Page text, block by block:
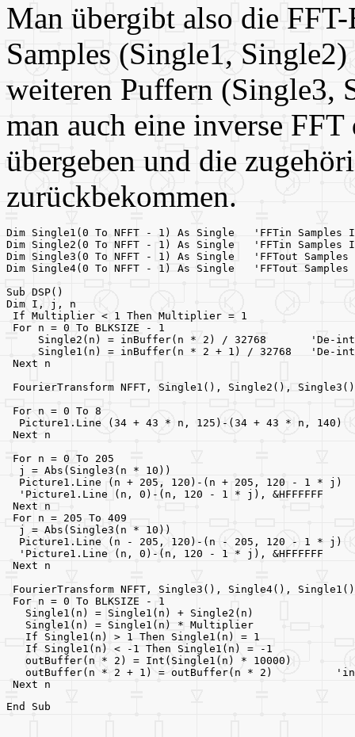
Man übergibt also die
Samples (Single1,
weiteren Puffern (Single3,
man auch eine inverse
übergeben und die
zurückbekommen.
Dim Single1(0 To NFFT - 1) As Single   'FFTin Samples
Dim Single2(0 To NFFT - 1) As Single   'FFTin Samples
Dim Single3(0 To NFFT - 1) As Single   'FFTout
Dim Single4(0 To NFFT - 1) As Single   'FFTout
Sub DSP()
Dim I, j, n
If Multiplier < 1 Then Multiplier = 1
For n = 0 To BLKSIZE - 1
Single2(n) = inBuffer(n * 2) / 32768       'De-
Single1(n) = inBuffer(n * 2 + 1) / 32768   'De-
Next n
FourierTransform NFFT, Single1(), Single2(),
For n = 0 To 8
  Picture1.Line (34 + 43 * n, 125)-(34 + 43 * n, 140)
Next n
For n = 0 To 205
  j = Abs(Single3(n * 10))
  Picture1.Line (n + 205, 120)-(n + 205, 120 - 1 * j)
  'Picture1.Line (n, 0)-(n, 120 - 1 * j), &HFFFFFF
Next n
For n = 205 To 409
  j = Abs(Single3(n * 10))
  Picture1.Line (n - 205, 120)-(n - 205, 120 - 1 * j)
  'Picture1.Line (n, 0)-(n, 120 - 1 * j), &HFFFFFF
Next n
FourierTransform NFFT, Single3(), Single4(),
For n = 0 To BLKSIZE - 1
   Single1(n) = Single1(n) + Single2(n)
   Single1(n) = Single1(n) * Multiplier
   If Single1(n) > 1 Then Single1(n) = 1
   If Single1(n) < -1 Then Single1(n) = -1
   outBuffer(n * 2) = Int(Single1(n) * 10000)
outBuffer(n * 2 + 1) = outBuffer(n * 2)
Next n
End Sub